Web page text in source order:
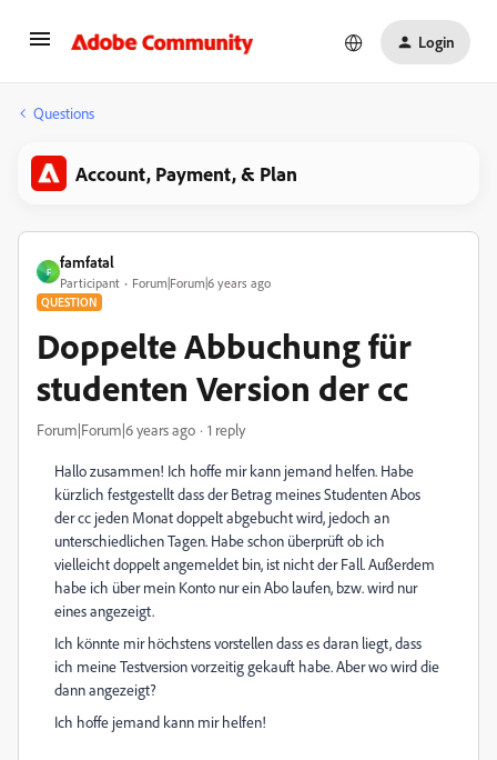
Login
Questions
Account, Payment, & Plan
F
famfatal
Participant Forum|Forum|6 years ago
QUESTION
Doppelte Abbuchung für
studenten Version der cc
Forum|Forum|6 years ago 1 reply
Hallo zusammen! Ich hoffe mir kann jemand helfen. Habe
kürzlich festgestellt dass der Betrag meines Studenten Abos
der cc jeden Monat doppelt abgebucht wird, jedoch an
unterschiedlichen Tagen. Habe schon überprüft ob ich
vielleicht doppelt angemeldet bin, ist nicht der Fall. Außerdem
habe ich über mein Konto nur ein Abo laufen, bzw. wird nur
eines angezeigt.
Ich könnte mir höchstens vorstellen dass es daran liegt, dass
ich meine Testversion vorzeitig gekauft habe. Aber wo wird die
dann angezeigt?
Ich hoffe jemand kann mir helfen!